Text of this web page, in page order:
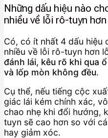
Những dấu hiệu nào
nhiều về lỗi rô-tuyn
Có, có ít nhất 4 dấu hiệu
nhiều về lỗi rô-tuyn hơn
đánh lái, kêu rõ khi qua
và lốp mòn không đều.
Cụ thể, nếu tiếng cộc
giác lái kém chính xác,
chao nhẹ khi đổi hướng,
tuyn sẽ cao hơn so với
hay giảm xóc.